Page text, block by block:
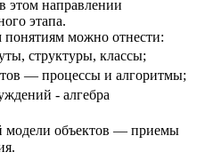
этом направлении
этапа.
можно отнести:
структуры, классы;
— процессы и алгоритмы;
- алгебра
объектов — приемы